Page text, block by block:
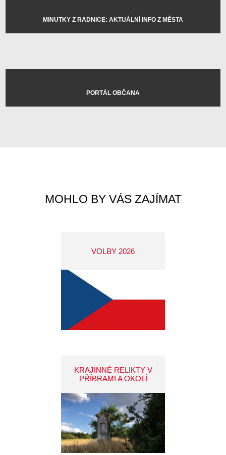
MINUTKY Z RADNICE: AKTUÁLNÍ INFO Z MĚSTA
PORTÁL OBČANA
MOHLO BY VÁS ZAJÍMAT
VOLBY 2026
KRAJINNÉ RELIKTY V
PŘÍBRAMI A OKOLÍ